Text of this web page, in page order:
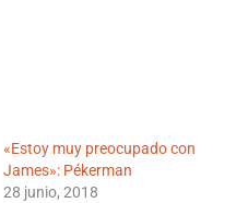
«Estoy muy preocupado con
James»: Pékerman
28 junio, 2018